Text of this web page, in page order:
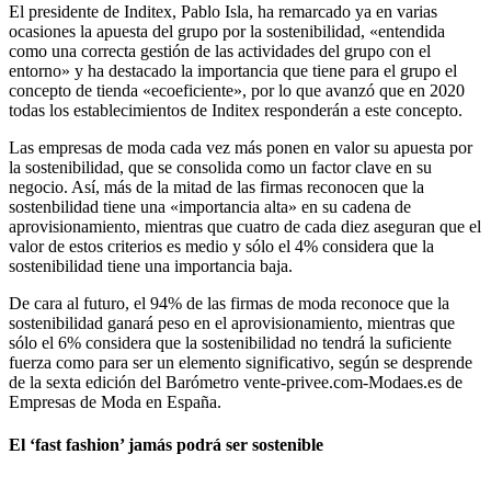
El presidente de Inditex, Pablo Isla, ha remarcado ya en varias
ocasiones la apuesta del grupo por la sostenibilidad, «entendida
como una correcta gestión de las actividades del grupo con el
entorno» y ha destacado la importancia que tiene para el grupo el
concepto de tienda «ecoeficiente», por lo que avanzó que en 2020
todas los establecimientos de Inditex responderán a este concepto.
Las empresas de moda cada vez más ponen en valor su apuesta por
la sostenibilidad, que se consolida como un factor clave en su
negocio. Así, más de la mitad de las firmas reconocen que la
sostenbilidad tiene una «importancia alta» en su cadena de
aprovisionamiento, mientras que cuatro de cada diez aseguran que el
valor de estos criterios es medio y sólo el 4% considera que la
sostenibilidad tiene una importancia baja.
De cara al futuro, el 94% de las firmas de moda reconoce que la
sostenibilidad ganará peso en el aprovisionamiento, mientras que
sólo el 6% considera que la sostenibilidad no tendrá la suficiente
fuerza como para ser un elemento significativo, según se desprende
de la sexta edición del Barómetro vente-privee.com-Modaes.es de
Empresas de Moda en España.
El ‘fast fashion’ jamás podrá ser sostenible